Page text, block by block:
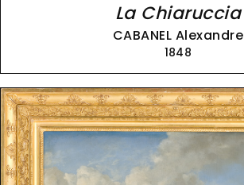
La Chiaruccia
CABANEL Alexandre
1848